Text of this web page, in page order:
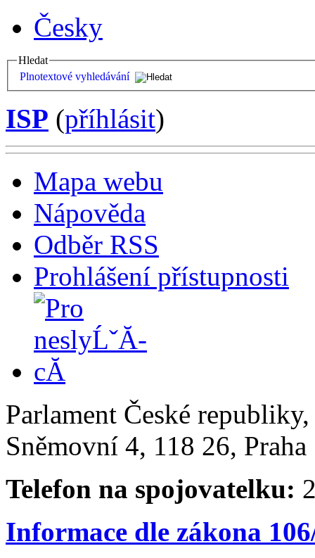
Česky
Hledat
Plnotextové vyhledávání
ISP (příhlásit)
Mapa webu
Nápověda
Odběr RSS
Prohlášení přístupnosti
Parlament České
Sněmovní 4, 118 26,
Telefon na spojovatelku:
Informace dle zákona